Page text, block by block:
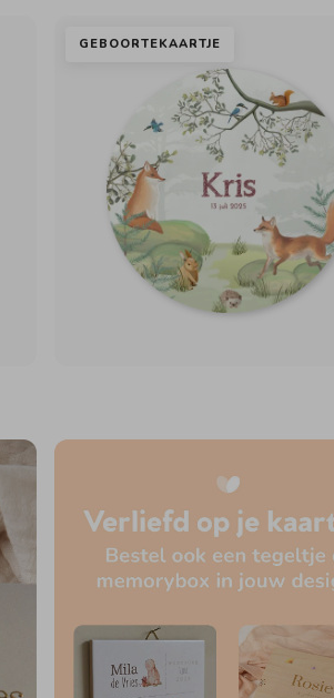
GEBOORTEKAARTJE